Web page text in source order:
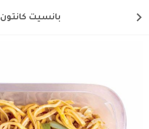
بانسيت كانتون 450غ